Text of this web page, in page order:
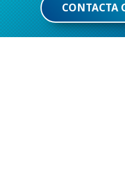
CONTACTA